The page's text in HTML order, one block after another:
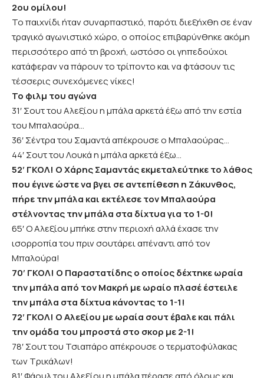
2ου ομίλου!
Το παιχνίδι ήταν συναρπαστικό, παρότι διεξήχθη σε έναν
τραγικό αγωνιστικό χώρο, ο οποίος επιβαρύνθηκε ακόμη
περισσότερο από τη βροχή, ωστόσο οι γηπεδούχοι
κατάφεραν να πάρουν το τρίποντο και να φτάσουν τις
τέσσερις συνεχόμενες νίκες!
Το φιλμ του αγώνα
31′ Σουτ του Αλεξίου η μπάλα αρκετά έξω από την εστία
του Μπαλαούρα…
36′ Σέντρα του Σαμαντά απέκρουσε ο Μπαλαούρας…
44′ Σουτ του Λουκά η μπάλα αρκετά έξω…
52′ ΓΚΟΛ! Ο Χάρης Σαμαντάς εκμεταλεύτηκε το λάθος
που έγινε ώστε να βγει σε αντεπίθεση η Ζάκυνθος,
πήρε την μπάλα και εκτέλεσε τον Μπαλαούρα
στέλνοντας την μπάλα στα δίχτυα για το 1-0!
65′ Ο Αλεξίου μπήκε στην περιοχή αλλά έχασε την
ισορροπία του πριν σουτάρει απέναντι από τον
Μπαλούρα!
70′ ΓΚΟΛ! Ο Παραστατίδης ο οποίος δέχτηκε ωραία
την μπάλα από τον Μακρή με ωραίο πλασέ έστειλε
την μπάλα στα δίχτυα κάνοντας το 1-1!
72′ ΓΚΟΛ! Ο Αλεξίου με ωραία σουτ έβαλε και πάλι
την ομάδα του μπροστά στο σκορ με 2-1!
78′ Σουτ του Τσιαπάρο απέκρουσε ο τερματοφύλακας
των Τρικάλων!